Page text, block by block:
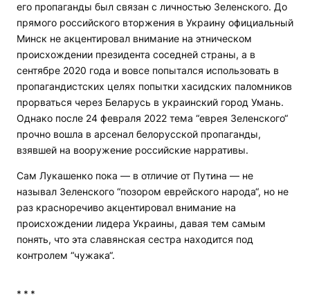
его пропаганды был связан с личностью Зеленского. До
прямого российского вторжения в Украину официальный
Минск не акцентировал внимание на этническом
происхождении президента соседней страны, а в
сентябре 2020 года и вовсе попытался использовать в
пропагандистских целях попытки хасидских паломников
прорваться через Беларусь в украинский город Умань.
Однако после 24 февраля 2022 тема “еврея Зеленского“
прочно вошла в арсенал белорусской пропаганды,
взявшей на вооружение российские нарративы.
Сам Лукашенко пока — в отличие от Путина — не
называл Зеленского “позором еврейского народа“, но не
раз красноречиво акцентировал внимание на
происхождении лидера Украины, давая тем самым
понять, что эта славянская сестра находится под
контролем “чужака“.
* * *